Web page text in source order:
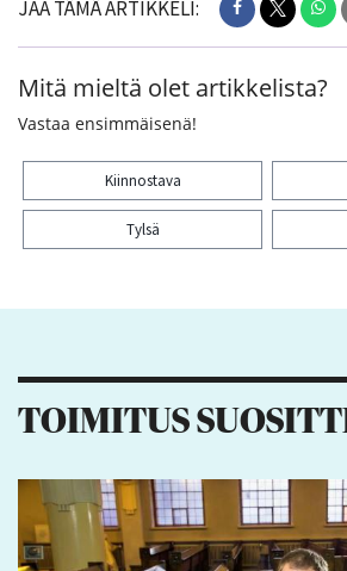
JAA TÄMÄ ARTIKKELI:
Mitä mieltä olet artikkelista?
Vastaa ensimmäisenä!
Kiinnostava
Tylsä
TOIMITUS